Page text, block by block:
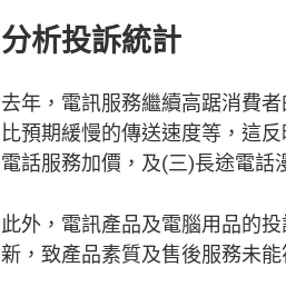
分析投訴統計
去年，電訊服務繼續高踞消費
比預期緩慢的傳送速度等，這
電話服務加價，及(三)長途電話
此外，電訊產品及電腦用品的
新，致產品素質及售後服務未